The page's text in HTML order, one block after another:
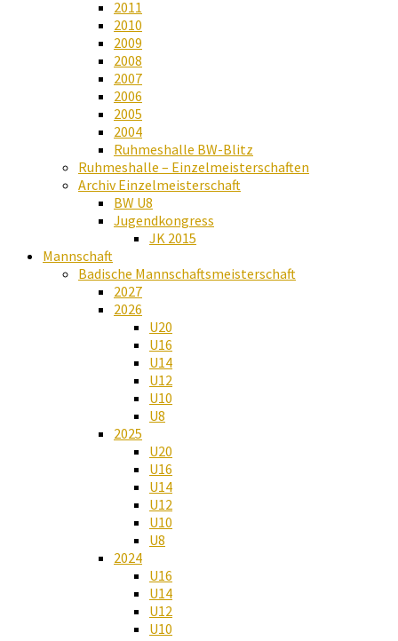
2011
2010
2009
2008
2007
2006
2005
2004
Ruhmeshalle BW-Blitz
Ruhmeshalle – Einzelmeisterschaften
Archiv Einzelmeisterschaft
BW U8
Jugendkongress
JK 2015
Mannschaft
Badische Mannschaftsmeisterschaft
2027
2026
U20
U16
U14
U12
U10
U8
2025
U20
U16
U14
U12
U10
U8
2024
U16
U14
U12
U10